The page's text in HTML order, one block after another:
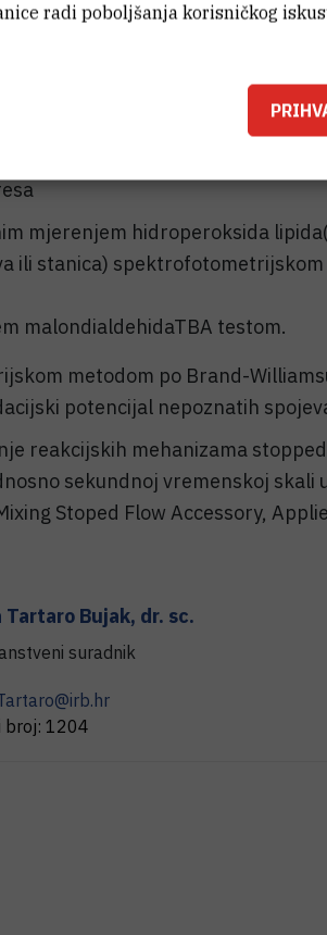
kao i starenje i razna bolesna
izazivaju nastajanje slobodnih
Slobodni radikali prepoznati su
metodama
mjerenjem hidroperoksida
ili stanica)
malondialdehidaTBA testom.
metodom po Brand-
potencijal nepoznatih
reakcijskih mehanizama
sekundnoj vremenskoj
Stoped Flow Accessory,
Tartaro Bujak, dr. sc.
suradnik
broj: 1204
radi poboljšanja korisničkog